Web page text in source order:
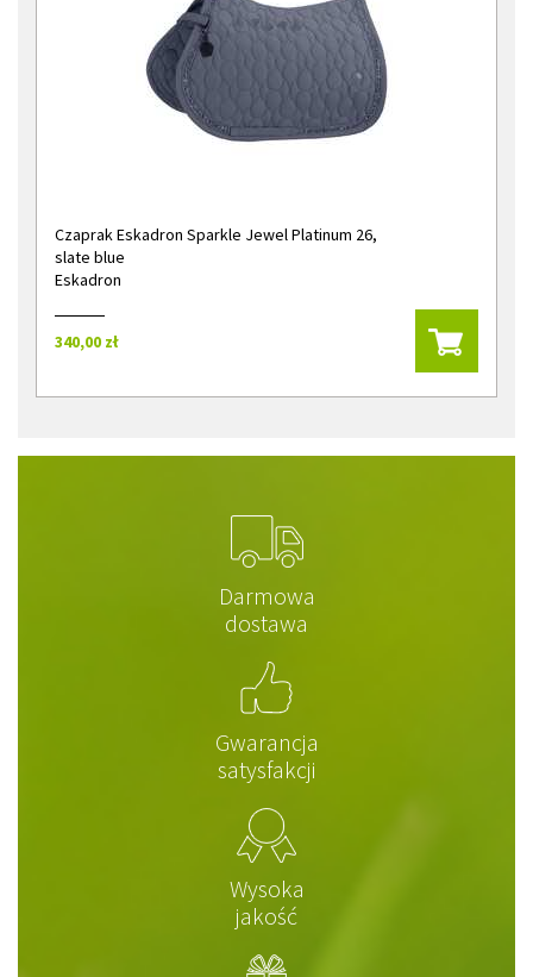
Czaprak Eskadron Sparkle Jewel Platinum 26,
slate blue
Eskadron
340,00 zł
Darmowa
dostawa
Gwarancja
satysfakcji
Wysoka
jakość